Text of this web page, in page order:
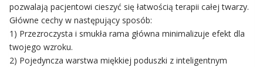
pozwalają pacjentowi cieszyć się łatwością terapii całej twarzy.
Główne cechy w następujący sposób:
1) Przezroczysta i smukła rama główna minimalizuje efekt dla
twojego wzroku.
2) Pojedyncza warstwa miękkiej poduszki z inteligentnym